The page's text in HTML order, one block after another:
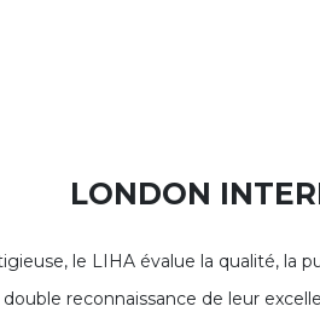
LONDON
le LIHA évalue la qualité, la
double reconnaissance de leur